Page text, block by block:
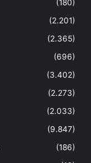
(180)
(2.201)
(2.365)
(696)
(3.402)
(2.273)
(2.033)
(9.847)
(186)